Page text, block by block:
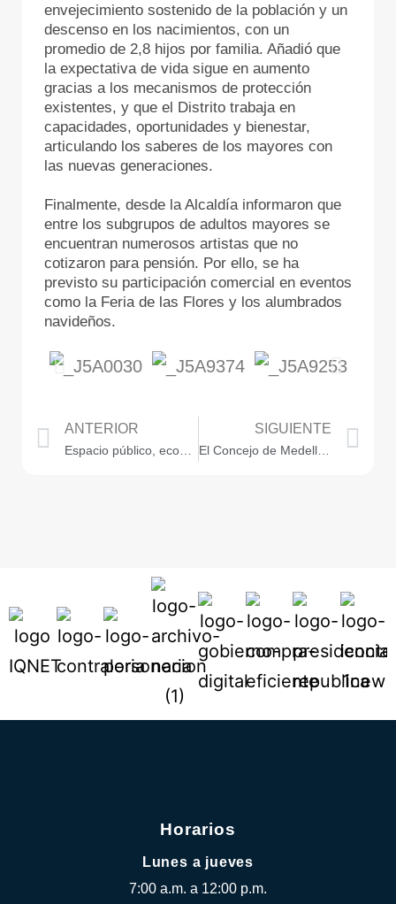
envejecimiento sostenido de la población y un
descenso en los nacimientos, con un
promedio de 2,8 hijos por familia. Añadió que
la expectativa de vida sigue en aumento
gracias a los mecanismos de protección
existentes, y que el Distrito trabaja en
capacidades, oportunidades y bienestar,
articulando los saberes de los mayores con
las nuevas generaciones.
Finalmente, desde la Alcaldía informaron que
entre los subgrupos de adultos mayores se
encuentran numerosos artistas que no
cotizaron para pensión. Por ello, se ha
previsto su participación comercial en eventos
como la Feria de las Flores y los alumbrados
navideños.
ANTERIOR SIGUIENTE
El Concejo de Medellín exaltó a los grandes defensores de los derechos humanos 2025
Horarios
Lunes a jueves
7:00 a.m. a 12:00 p.m.